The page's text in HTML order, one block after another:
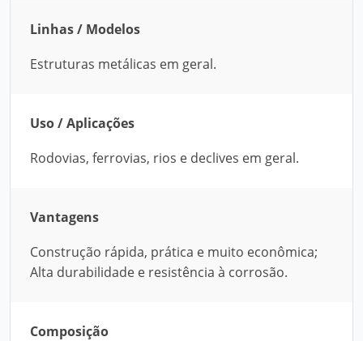
Linhas / Modelos
Estruturas metálicas em geral.
Uso / Aplicações
Rodovias, ferrovias, rios e declives em geral.
Vantagens
Construção rápida, prática e muito econômica;
Alta durabilidade e resistência à corrosão.
Composição